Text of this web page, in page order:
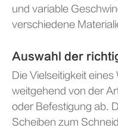
und variable
verschiedene
Auswahl der
Die Vielseitigkeit
weitgehend von der
oder Befestigung ab.
Scheiben zum